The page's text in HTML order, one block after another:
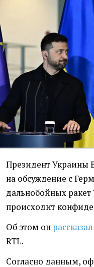
Президент Украины
на обсуждение с
дальнобойных ракет
происходит
Об этом он рассказал
RTL.
Согласно данным,